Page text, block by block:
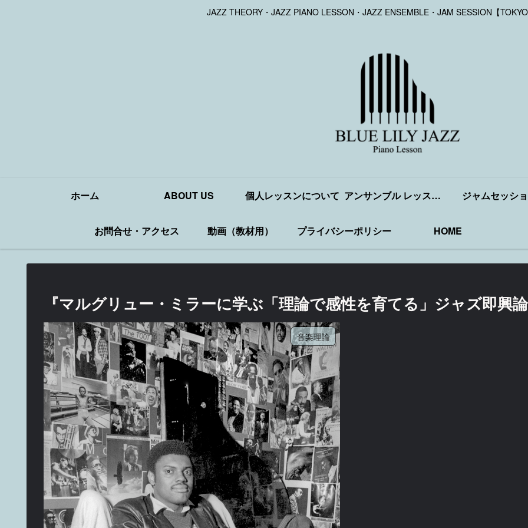
JAZZ THEORY・JAZZ PIANO LESSON・JAZZ ENSEMBLE・JAM SESSION【
ホーム ABOUT US 個人レッスンについて アンサンブル レッスンについて ジャムセッシ
お問合せ・アクセス 動画（教材用） プライバシーポリシー HOME
『マルグリュー・ミラーに学ぶ「理論で感性を育てる」ジャズ即興
音楽理論